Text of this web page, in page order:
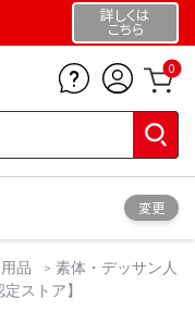
詳しくは
こちら
0
変更
品
素体・デッサン人
ストア】